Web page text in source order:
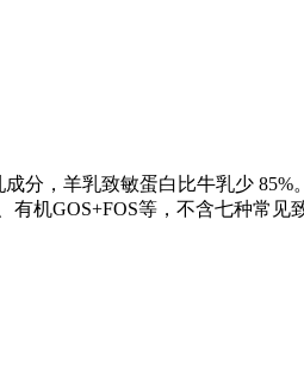
分，羊乳致敏蛋白比牛乳少
有机GOS+FOS等，不含七种常